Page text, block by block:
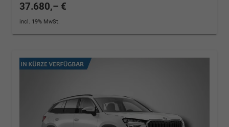
37.680,– €
incl. 19% MwSt.